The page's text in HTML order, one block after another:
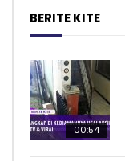
BERITE KITE
00:54